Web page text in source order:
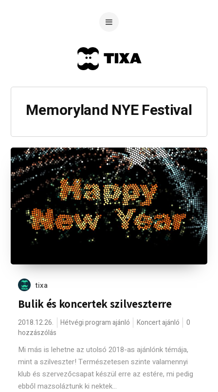
Memoryland NYE Festival
tixa
Bulik és koncertek szilveszterre
2018.12.26. Hétvégi program ajánló Koncert ajánló
0
hozzászólás
Mi más is lehetne az utolsó 2018-as ajánlónk témája,
mint a szilveszter! Természetesen szinte valamennyi
klub és szervezőcsapat készül erre az estére, mi pedig
ebből mazsoláztunk ki nektek...